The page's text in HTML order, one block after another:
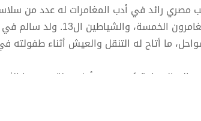
مصري رائد في أدب المغامرات له عدد من سلاسل
ما أتاح له التنقل والعيش أثناء طفولته